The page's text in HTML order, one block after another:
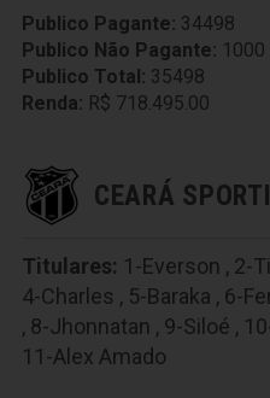
Publico Pagante: 34498
Publico Não Pagante: 1000
Publico Total: 35498
Renda: R$ 718.495.00
CEARÁ
Titulares: 1-Everson , 2-
4-Charles , 5-Baraka , 6-
, 8-Jhonnatan , 9-Siloé ,
11-Alex Amado